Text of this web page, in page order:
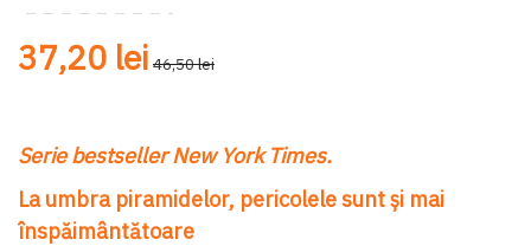
37,20 lei 46,50 lei
Serie bestseller New York Times.
La umbra piramidelor, pericolele sunt şi mai
înspăimântătoare